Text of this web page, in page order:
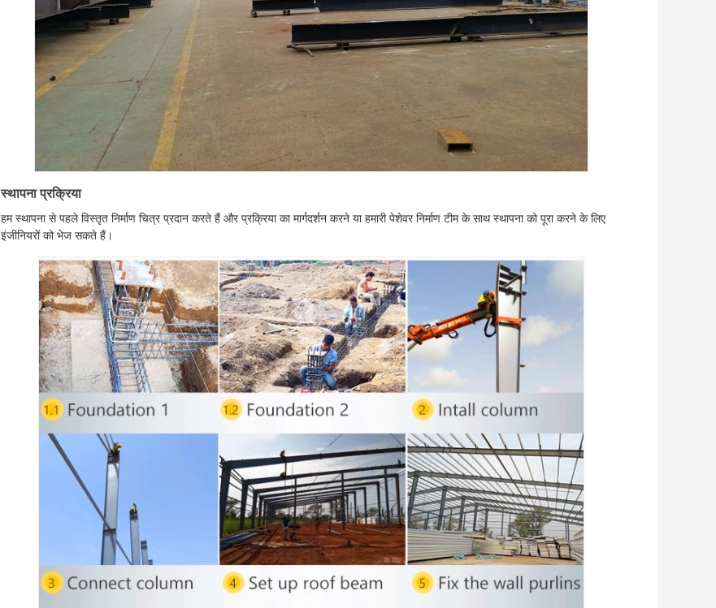
स्थापना प्रक्रिया
हम स्थापना से पहले विस्तृत निर्माण चित्र प्रदान करते हैं और प्रक्रिया का मार्गदर्शन करने या हमारी पेशेवर निर्माण टीम के साथ स्थापना को पूरा करने के लिए
इंजीनियरों को भेज सकते हैं।